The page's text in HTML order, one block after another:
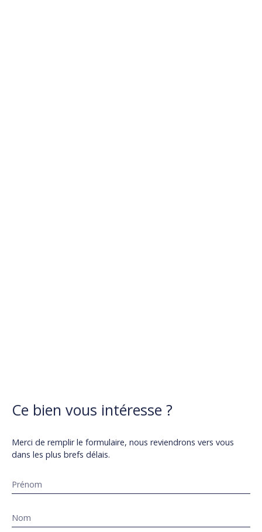
Ce bien vous intéresse ?
Merci de remplir le formulaire, nous reviendrons vers vous
dans les plus brefs délais.
Prénom
Nom